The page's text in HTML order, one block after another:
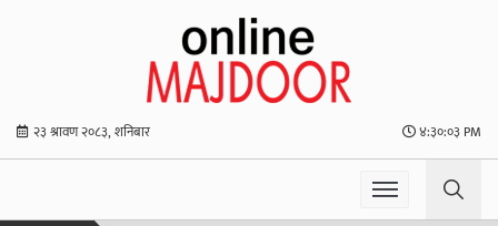
२३ श्रावण २०८३, शनिबार ४:३०:०३ PM